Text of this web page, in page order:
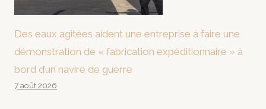
Des eaux agitées aident une entreprise à faire une
démonstration de « fabrication expéditionnaire » à
bord d’un navire de guerre
7 août 2026